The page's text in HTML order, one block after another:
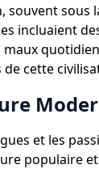
souvent sous
incluaient
cette
et les
populaire